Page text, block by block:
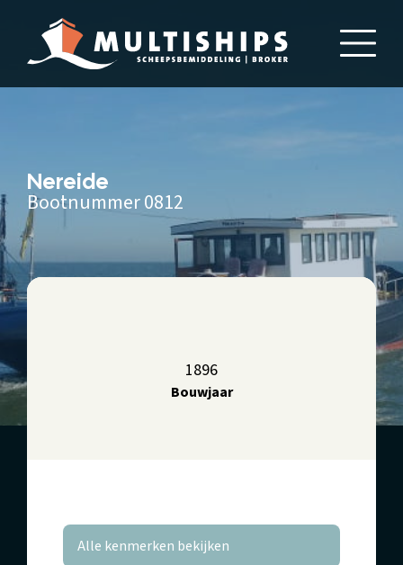
Nereide
Bootnummer 0812
1896
Bouwjaar
Alle kenmerken bekijken